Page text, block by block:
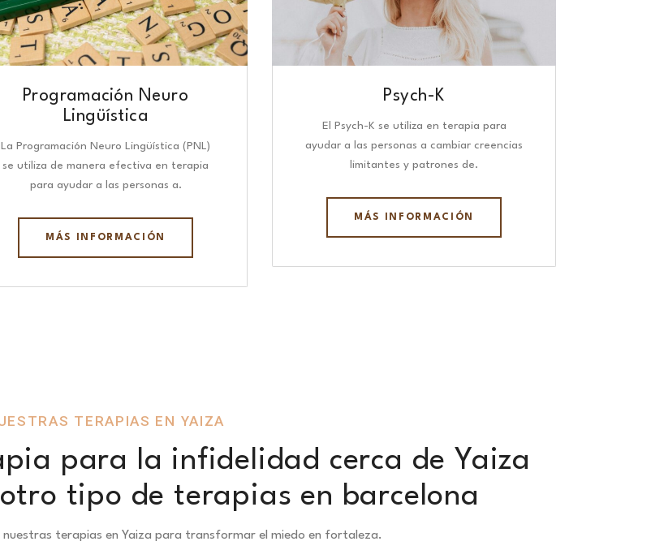
Programación Neuro
Lingüística​
La Programación Neuro Lingüística (PNL)
se utiliza de manera efectiva en terapia
para ayudar a las personas a.
MÁS INFORMACIÓN
Psych-K
El Psych-K se utiliza en terapia para
ayudar a las personas a cambiar creencias
limitantes y patrones de.
MÁS INFORMACIÓN
TERAPIAS EN YAIZA
para la infidelidad cerca de Yaiza
tipo de terapias en barcelona
nuestras terapias en Yaiza para transformar el miedo en fortaleza.